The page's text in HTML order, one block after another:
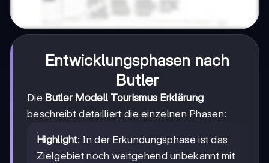
Entwicklungsphasen nach
Butler
Die Butler Modell Tourismus Erklärung
beschreibt detailliert die einzelnen Phasen:
Highlight: In der Erkundungsphase ist das
Zielgebiet noch weitgehend unbekannt mit